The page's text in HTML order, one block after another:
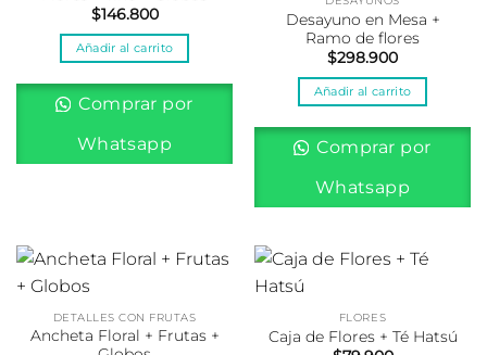
$146.800
Añadir al carrito
Comprar por
Whatsapp
Desayuno en Mesa +
Ramo de flores
$298.900
Añadir al carrito
Comprar por
Whatsapp
DETALLES CON FRUTAS
Ancheta Floral + Frutas +
FLORES
Caja de Flores + Té Hatsú